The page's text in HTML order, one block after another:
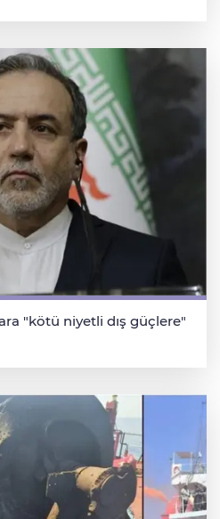
"kötü niyetli dış güçlere"